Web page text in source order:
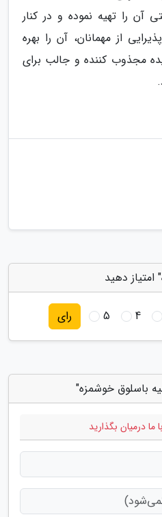
آن را تهیه نموده و در کنار
از مهمانان، آن را بهره
مجذوب کننده و جالب برای
دهید
4
5 رای
باسلوق خوشمزه"
ما درمیان بگذارید